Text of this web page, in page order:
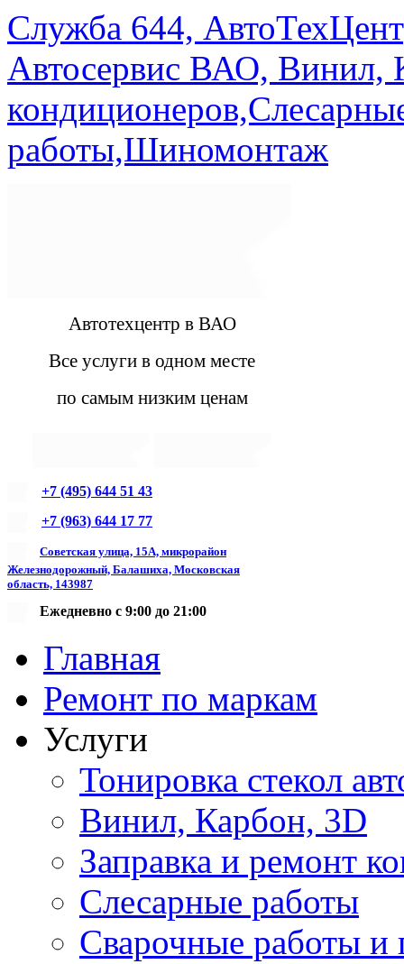
Служба 644,
Автосервис ВАО, Винил,
работы,Шиномонтаж
Автотехцентр в ВАО
Все услуги в одном месте
по самым низким ценам
+7 (495) 644 51 43
+7 (963) 644 17 77
Советская улица, 15А, микрорайон
Железнодорожный, Балашиха, Московская
область, 143987
Ежедневно с 9:00 до 21:00
Главная
Ремонт по маркам
Услуги
Тонировка стекол
Винил, Карбон, 3D
Заправка и ремонт
Слесарные работы
Сварочные работы и